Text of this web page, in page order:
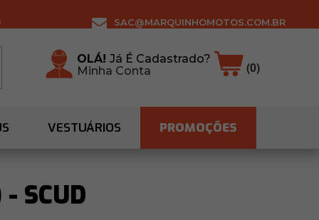
SAC@MARQUINHOMOTOS.COM.BR
OLÁ!Já É Cadastrado?
Minha Conta
(0)
VESTUÁRIOS PROMOÇÕES
- SCUD